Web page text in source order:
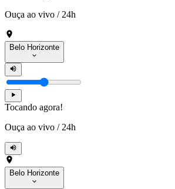
Ouça ao vivo / 24h
Belo Horizonte
Tocando agora!
Ouça ao vivo / 24h
Belo Horizonte